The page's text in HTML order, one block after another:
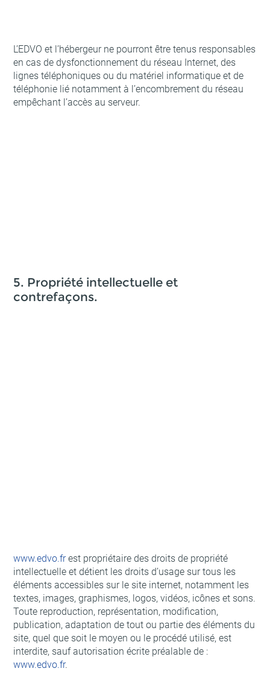
L’EDVO et l’hébergeur ne pourront être tenus responsables
en cas de dysfonctionnement du réseau Internet, des
lignes téléphoniques ou du matériel informatique et de
téléphonie lié notamment à l’encombrement du réseau
empêchant l’accès au serveur.
5. Propriété intellectuelle et
contrefaçons.
www.edvo.frest propriétaire des droits de propriété
intellectuelle et détient les droits d’usage sur tous les
éléments accessibles sur le site internet, notamment les
textes, images, graphismes, logos, vidéos, icônes et sons.
Toute reproduction, représentation, modification,
publication, adaptation de tout ou partie des éléments du
site, quel que soit le moyen ou le procédé utilisé, est
interdite, sauf autorisation écrite préalable de :
www.edvo.fr.